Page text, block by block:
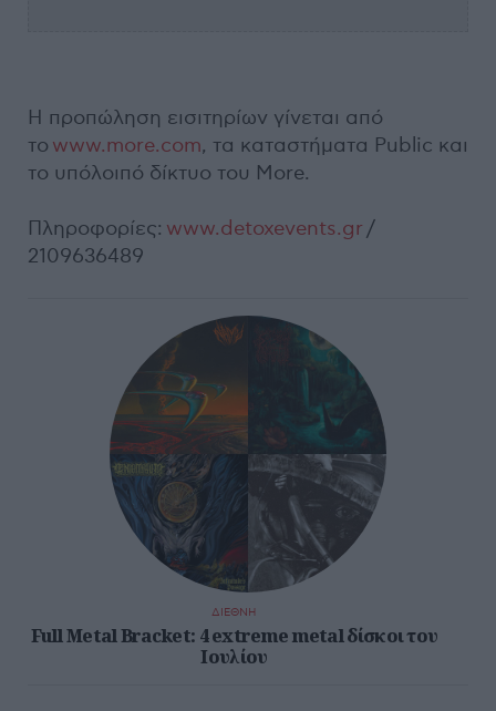
Η προπώληση εισιτηρίων γίνεται από
τo www.more.com, τα καταστήματα Public και
το υπόλοιπό δίκτυο του More.
Πληροφορίες: www.detoxevents.gr /
2109636489
ΔΙΕΘΝΗ
Full Metal Bracket: 4 extreme metal δίσκοι του
Ιουλίου